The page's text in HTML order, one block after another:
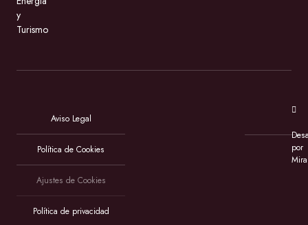
y
Turismo
Aviso Legal
Política de Cookies
Ajustes de Cookies
Política de privacidad
por